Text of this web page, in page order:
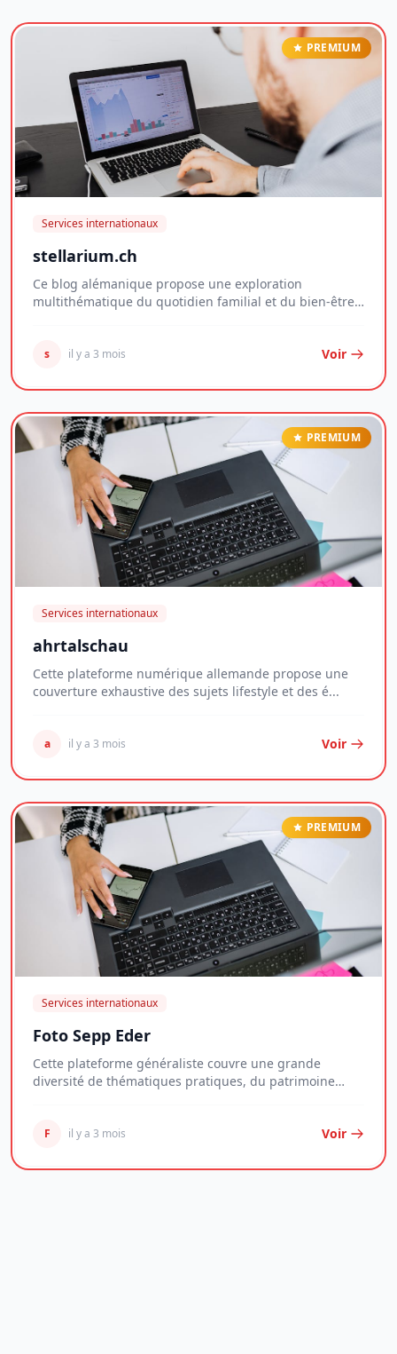
PREMIUM
Services internationaux
stellarium.ch
Ce blog alémanique propose une exploration
multithématique du quotidien familial et du bien-être
s il y a 3 mois Voir
PREMIUM
Services internationaux
ahrtalschau
Cette plateforme numérique allemande propose une
couverture exhaustive des sujets lifestyle et des é...
a il y a 3 mois Voir
PREMIUM
Services internationaux
Foto Sepp Eder
Cette plateforme généraliste couvre une grande
diversité de thématiques pratiques, du patrimoine
F il y a 3 mois Voir